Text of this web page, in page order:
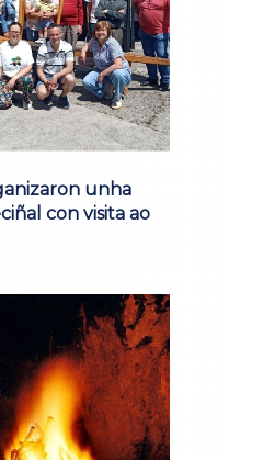
unha
con visita ao